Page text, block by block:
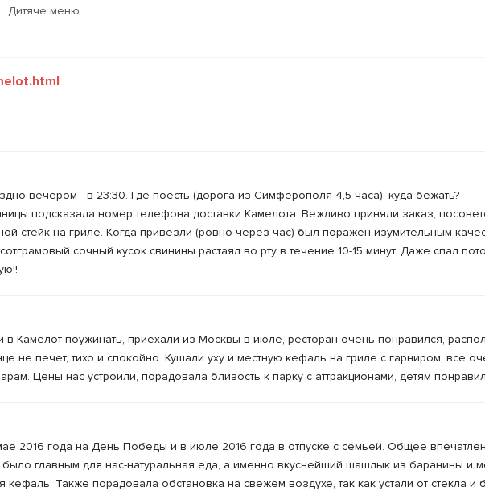
Дитяче меню
вечером - в 23:30. Где поесть (дорога из Симферополя 4,5 часа), куда бежать?
подсказала номер телефона доставки Камелота. Вежливо приняли заказ,
стейк на гриле. Когда привезли (ровно через час) был поражен изумительным
сочный кусок свинины растаял во рту в течение 10-15 минут. Даже спал
в Камелот поужинать, приехали из Москвы в июле, ресторан очень понравился,
не печет, тихо и спокойно. Кушали уху и местную кефаль на гриле с гарниром, все
Цены нас устроили, порадовала близость к парку с аттракционами, детям
2016 года на День Победы и в июле 2016 года в отпуске с семьей. Общее
главным для нас-натуральная еда, а именно вкуснейший шашлык из баранины и
кефаль. Также порадовала обстановка на свежем воздухе, так как устали от стекла и